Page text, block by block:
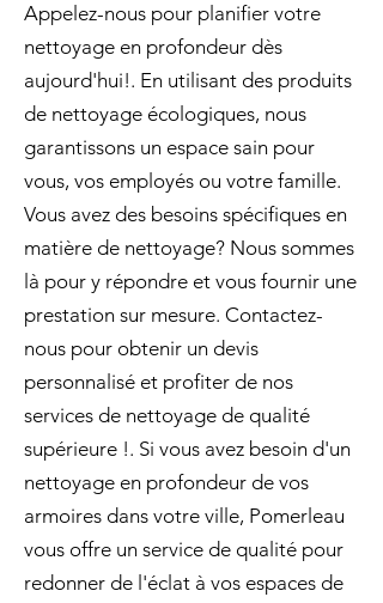
Appelez-nous pour planifier votre
nettoyage en profondeur dès
aujourd'hui!. En utilisant des produits
de nettoyage écologiques, nous
garantissons un espace sain pour
vous, vos employés ou votre famille.
Vous avez des besoins spécifiques en
matière de nettoyage? Nous sommes
là pour y répondre et vous fournir une
prestation sur mesure. Contactez-
nous pour obtenir un devis
personnalisé et profiter de nos
services de nettoyage de qualité
supérieure !. Si vous avez besoin d'un
nettoyage en profondeur de vos
armoires dans votre ville, Pomerleau
vous offre un service de qualité pour
redonner de l'éclat à vos espaces de